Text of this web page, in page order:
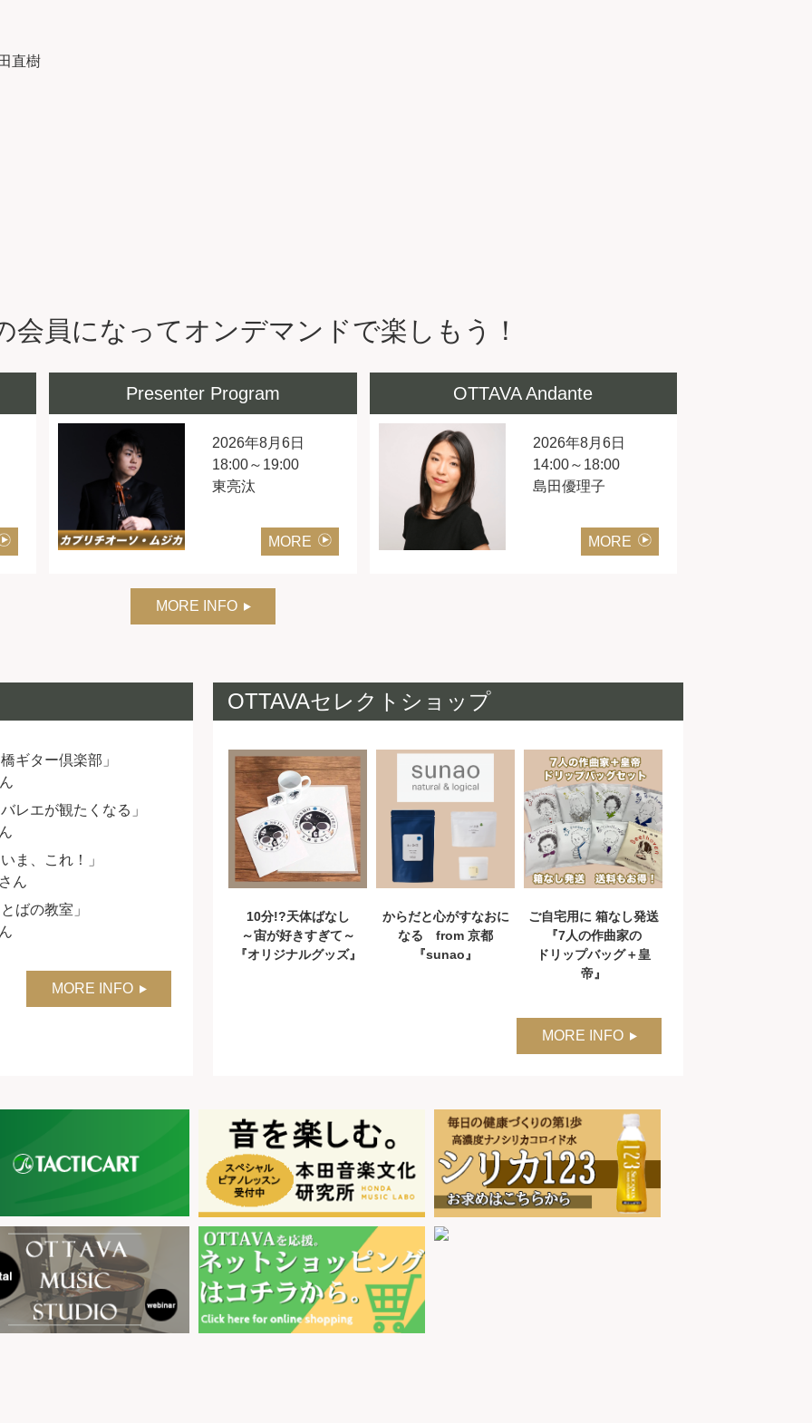
直樹
会員になってオンデマンドで楽しもう！
Presenter Program
2026年8月6日
18:00～19:00
東亮汰
MORE
OTTAVA Andante
2026年8月6日
14:00～18:00
島田優理子
MORE
MORE INFO
ギター倶楽部」
レエが観たくなる」
ま、これ！」
ん
ばの教室」
MORE INFO
OTTAVAセレクトショップ
10分!?天体ばなし
～宙が好きすぎて～
『オリジナルグッズ』
からだと心がすなおに
なる from 京都
『sunao』
ご自宅用に 箱なし発送
『7人の作曲家の
ドリップバッグ＋皇
帝』
MORE INFO